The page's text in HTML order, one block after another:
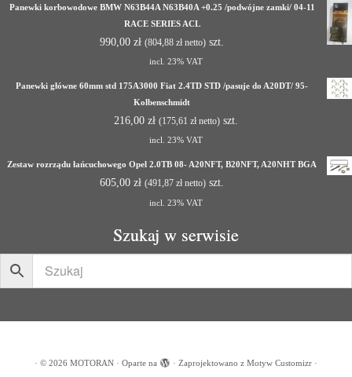
Panewki korbowodowe BMW N63B44A N63B40A +0.25 /podwójne zamki/ 04-11
RACE SERIES ACL
990,00 zł (804,88 zł netto) szt.
incl. 23% VAT
Panewki główne 60mm std 175A3000 Fiat 2.4TD STD /pasuje do A20DT/ 95-
Kolbenschmidt
216,00 zł (175,61 zł netto) szt.
incl. 23% VAT
Zestaw rozrządu łańcuchowego Opel 2.0TB 08- A20NFT, B20NFT, A20NHT BGA
605,00 zł (491,87 zł netto) szt.
incl. 23% VAT
Szukaj w serwisie
· © 2026 MOTORAN · Oparte na · Zaprojektowano z Motyw Customizr ·